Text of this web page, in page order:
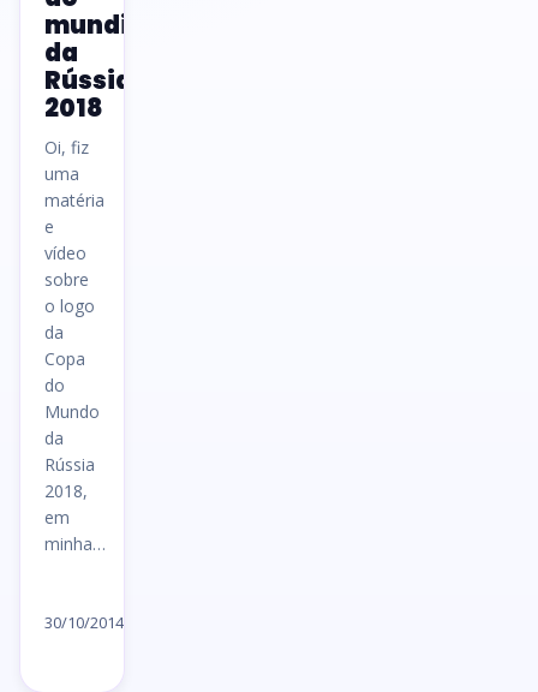
mundial
da
Rússia
2018
Oi, fiz
uma
matéria
e
vídeo
sobre
o logo
da
Copa
do
Mundo
da
Rússia
2018,
em
minha…
30/10/2014